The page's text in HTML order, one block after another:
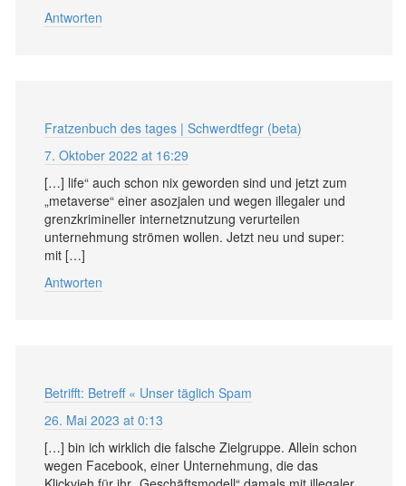
Antworten
Fratzenbuch des tages | Schwerdtfegr (beta)
7. Oktober 2022 at 16:29
[…] life“ auch schon nix geworden sind und jetzt zum
„metaverse“ einer asozjalen und wegen illegaler und
grenzkrimineller internetznutzung verurteilen
unternehmung strömen wollen. Jetzt neu und super:
mit […]
Antworten
Betrifft: Betreff « Unser täglich Spam
26. Mai 2023 at 0:13
[…] bin ich wirklich die falsche Zielgruppe. Allein schon
wegen Facebook, einer Unternehmung, die das